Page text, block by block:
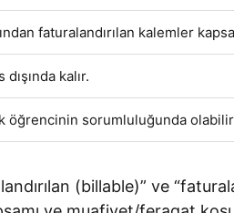
faturalandırılan kalemler
kalır.
öğrencinin sorumluluğunda
(billable)” ve